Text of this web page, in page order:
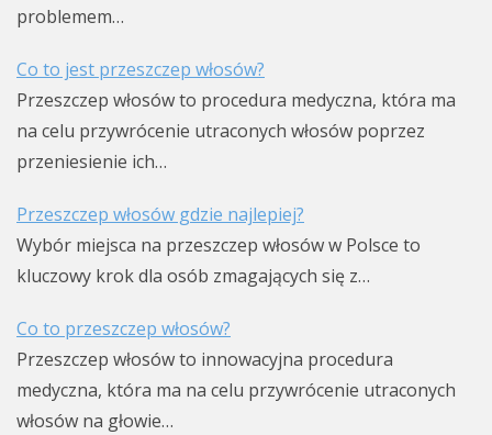
problemem…
Co to jest przeszczep włosów?
Przeszczep włosów to procedura medyczna, która ma
na celu przywrócenie utraconych włosów poprzez
przeniesienie ich…
Przeszczep włosów gdzie najlepiej?
Wybór miejsca na przeszczep włosów w Polsce to
kluczowy krok dla osób zmagających się z…
Co to przeszczep włosów?
Przeszczep włosów to innowacyjna procedura
medyczna, która ma na celu przywrócenie utraconych
włosów na głowie…